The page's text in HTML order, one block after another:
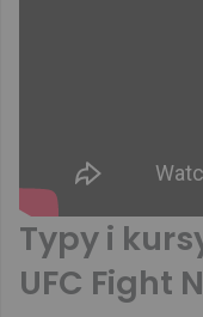
Typy i
UFC Fight